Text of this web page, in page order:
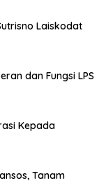
Laiskodat
dan Fungsi LPS
Kepada